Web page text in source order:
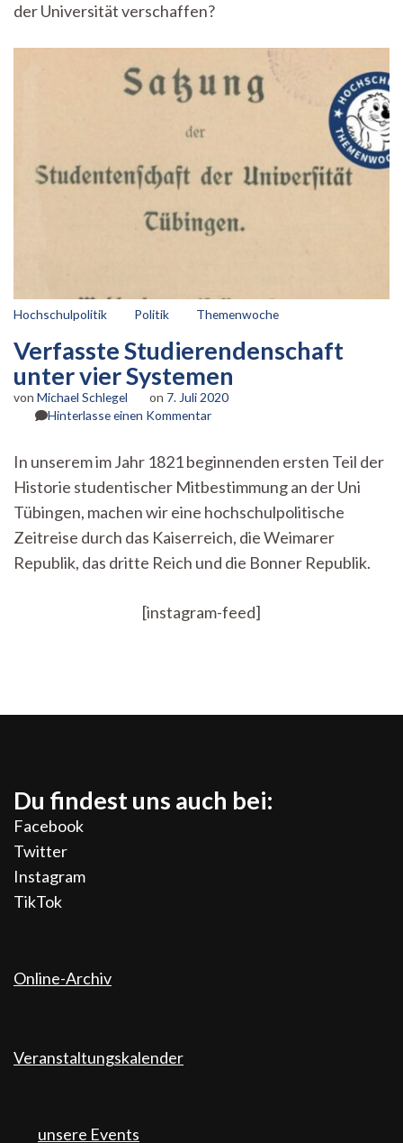
der Universität verschaffen?
Hochschulpolitik Politik Themenwoche
Verfasste Studierendenschaft
unter vier Systemen
von Michael Schlegel on 7. Juli 2020
Hinterlasse einen Kommentarzu
unter
vier
Systemen
In unserem im Jahr 1821 beginnenden ersten Teil der
Historie studentischer Mitbestimmung an der Uni
Tübingen, machen wir eine hochschulpolitische
Zeitreise durch das Kaiserreich, die Weimarer
Republik, das dritte Reich und die Bonner Republik.
[instagram-feed]
Du findest uns auch bei:
Facebook
Twitter
Instagram
TikTok
Online-Archiv
Veranstaltungskalender
unsere Events